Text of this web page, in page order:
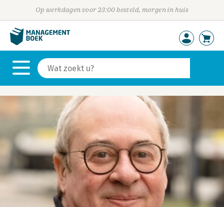
Op werkdagen voor 23:00 besteld, morgen in huis